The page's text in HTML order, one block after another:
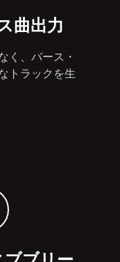
曲出力
く、バース・
トラックを生